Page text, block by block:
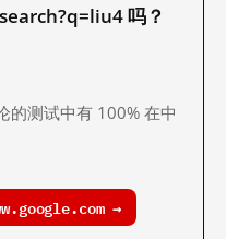
吗？
测试中有 100% 在中
→